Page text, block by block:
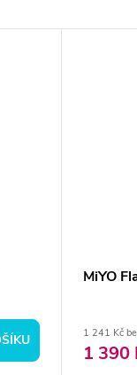
MiYO
1 241 Kč
1 390